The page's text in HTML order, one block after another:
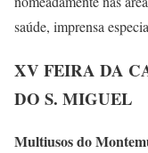
saúde, imprensa
XV FEIRA DA
DO S. MIGUEL
Multiusos do